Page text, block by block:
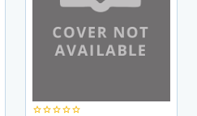
star_borderstar_borderstar_borderstar_borderstar_border